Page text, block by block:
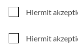
Hiermit
Hiermit